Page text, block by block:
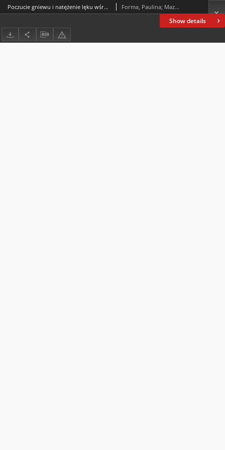
Show details
Poczucie gniewu i natężenie lęku wśród osób odbywających karę pozbawienia wolności Forma, Paulina; Mazur, Eliza; Laurman-Jarząbek, Edyta